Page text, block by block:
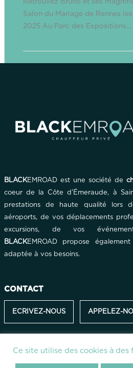
Retrouvez Bruno et ses
Salon du Mariage de Rennes
2025 Au Parc des Expositions…
BLACKEMROAD est une société de
coeur de la Côte d’Émeraude, à
prestations de haute qualité lors
aéroports, de vos déplacements
excursions, de vos
BLACKEMROAD propose
adaptée à vos besoins.
CONTACT
ECRIVEZ-NOUS APPELEZ-
2025 -BLACKEMROAD - N° de
licence EVTC: EVTC035200011 - Tous
Ce site utilise des cookies à des